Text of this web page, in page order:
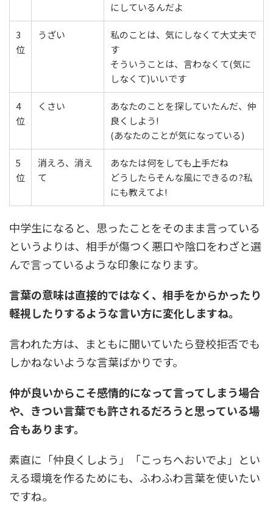
にしているんだよ
3
位
うざい
私のことは、気にしなくて大丈夫で
す
そういうことは、言わなくて(気に
しなくて)いいです
4
位
くさい
あなたのことを探していたんだ、仲
良くしよう!
(あなたのことが気になっている)
5
位
消えろ、消え
て
あなたは何をしても上手だね
どうしたらそんな風にできるの?私
にも教えてよ!
中学生になると、思ったことをそのまま言っている
というよりは、相手が傷つく悪口や陰口をわざと選
んで言っているような印象になります。
言葉の意味は直接的ではなく、相手をからかったり
軽視したりするような言い方に変化しますね。
言われた方は、まともに聞いていたら登校拒否でも
しかねないような言葉ばかりです。
仲が良いからこそ感情的になって言ってしまう場合
や、きつい言葉でも許されるだろうと思っている場
合もあります。
素直に「仲良くしよう」「こっちへおいでよ」とい
える環境を作るためにも、ふわふわ言葉を使いたい
ですね。